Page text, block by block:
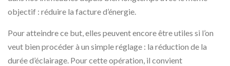
objectif : réduire la facture d’énergie.
Pour atteindre ce but, elles peuvent encore être utiles si l’on
veut bien procéder à un simple réglage : la réduction de la
durée d’éclairage. Pour cette opération, il convient